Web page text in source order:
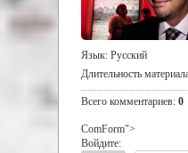
Язык: Русский
Длительность
Всего комментариев: 0
ComForm">
Войдите: